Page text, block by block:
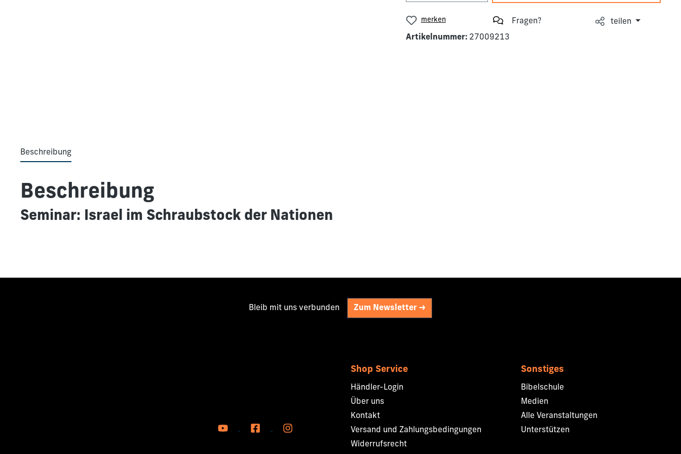
merken Fragen?
teilen
Artikelnummer: 27009213
Beschreibung
Beschreibung
Seminar: Israel im Schraubstock der Nationen
Bleib mit uns verbunden Zum Newsletter ->
Shop Service
Händler-Login
Über uns
Kontakt
Versand und Zahlungsbedingungen
Widerrufsrecht
Sonstiges
Bibelschule
Medien
Alle Veranstaltungen
Unterstützen